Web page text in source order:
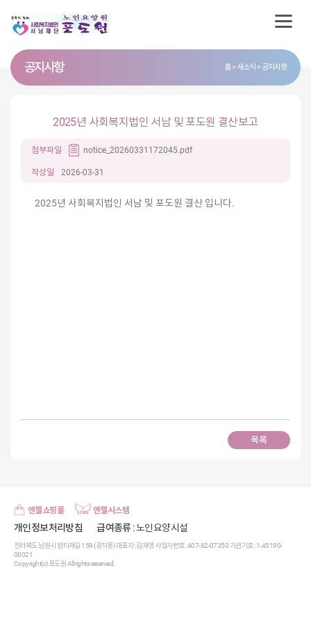
공지사항 홈 새소식 공지사항
2025년 사회복지법인 서남 및 포도원 결산보고
첨부파일 notice_20260331172045.pdf
작성일 2026-03-31
2025년 사회복지법인 서남 및 포도원 결산 입니다.
목록
엔젤쇼핑몰 엔젤시스템
개인정보처리방침 급여종류: 노인요양시설
전라북도 남원시 밤티재길 159 (광치동) 대표자 : 김재영 사업자번호 : 407-82-07350 기관기호 : 1-45190-
00021
Copyright(c) 포도원 All rights reserved.